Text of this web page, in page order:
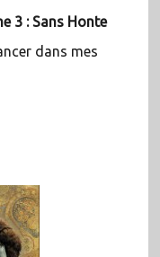
3 : Sans Honte
dans mes